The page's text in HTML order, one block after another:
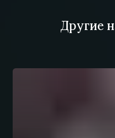
Другие